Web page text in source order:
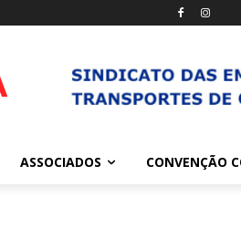
ASSOCIADOS CONVENÇÃO